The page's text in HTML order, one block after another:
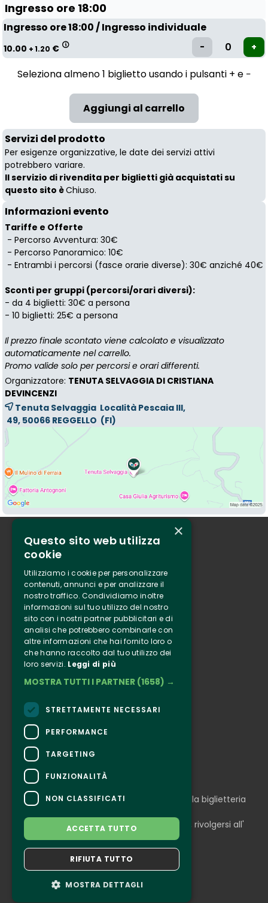
Ingresso ore 18:00
Ingresso ore 18:00 / Ingresso individuale
10.00 + 1.20 €
Seleziona almeno 1 biglietto usando i pulsanti + e −
Servizi del prodotto
Per esigenze organizzative, le date dei servizi attivi
potrebbero variare.
Il servizio di rivendita per biglietti già acquistati su
questo sito èChiuso.
Informazioni evento
Tariffe e Offerte
- Percorso Avventura: 30€
- Percorso Panoramico: 10€
- Entrambi i percorsi (fasce orarie diverse): 30€ anziché 40€
Sconti per gruppi (percorsi/orari diversi):
- da 4 biglietti: 30€ a persona
- 10 biglietti: 25€ a persona
Il prezzo finale scontato viene calcolato e visualizzato
automaticamente nel carrello.
Promo valide solo per percorsi e orari differenti.
Organizzatore: TENUTA SELVAGGIA DI CRISTIANA
DEVINCENZI
Tenuta Selvaggia Località Pescaia III,
49, 50066 REGGELLO (FI)
Chi siamo
Tenuta Selvaggia
Contatti
Biglietteria
Clappit
Informazione
Seguici
Facebook
Connect
CONTATTI
Per informazioni e supporto all'acquisto della biglietteria
Per informazioni sul programma e l'evento, rivolgersi all'
organizzatore
Dichiarazione di accessibilità
×
Questo sito web utilizza
cookie
Utilizziamo i cookie per personalizzare
contenuti, annunci e per analizzare il
nostro traffico. Condividiamo inoltre
informazioni sul tuo utilizzo del nostro
sito con i nostri partner pubblicitari e di
analisi che potrebbero combinarle con
altre informazioni che hai fornito loro o
che hanno raccolto dal tuo utilizzo dei
loro servizi. Leggi di più
MOSTRA TUTTI I PARTNER (1658) →
STRETTAMENTE NECESSARI
PERFORMANCE
TARGETING
FUNZIONALITÀ
NON CLASSIFICATI
ACCETTA TUTTO
RIFIUTA TUTTO
MOSTRA DETTAGLI